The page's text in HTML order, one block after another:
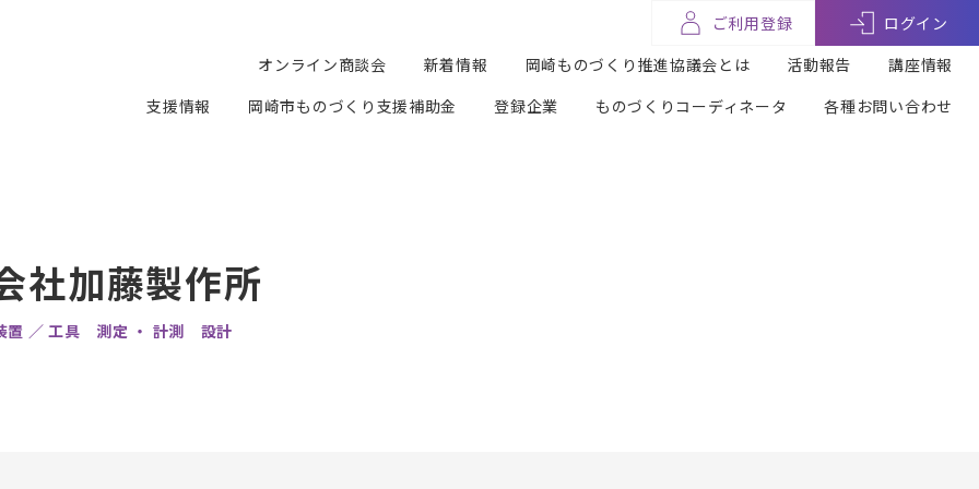
オンライン商談会 新着情報 岡崎ものづくり推進協議会とは 活動報告
講座情報
支援情報
岡崎市ものづくり支援補助金 登録企業 ものづくりコーディネータ 各種お問い合わせ
ご利用登録 ログイン
社加藤製作所
置 ／ 工具 測定 ・ 計測 設計